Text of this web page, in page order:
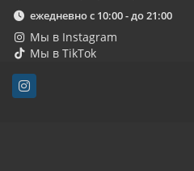
ежедневно с 10:00 - до 21:00
Мы в Instagram
Мы в TikTok